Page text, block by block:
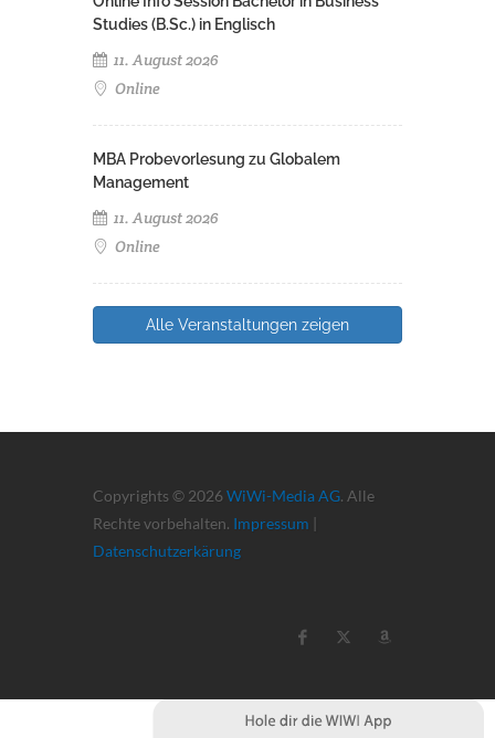
Studies (B.Sc.) in Englisch
11. August 2026
Online
MBA Probevorlesung zu Globalem
Management
11. August 2026
Online
Alle Veranstaltungen zeigen
Copyrights © 2026 WiWi-Media AG. Alle
Rechte vorbehalten. Impressum |
Datenschutzerkärung